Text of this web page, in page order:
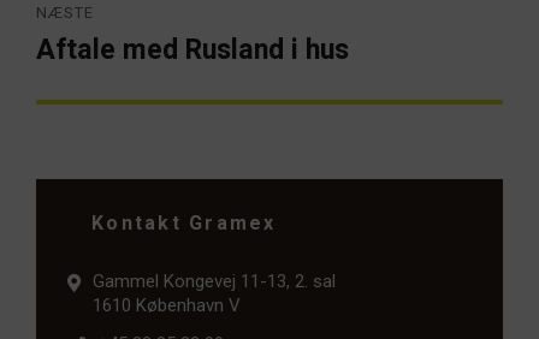
NÆSTE
Næste
Aftale med Rusland i hus
Kontakt Gramex
Gammel Kongevej 11-13, 2. sal
1610 København V